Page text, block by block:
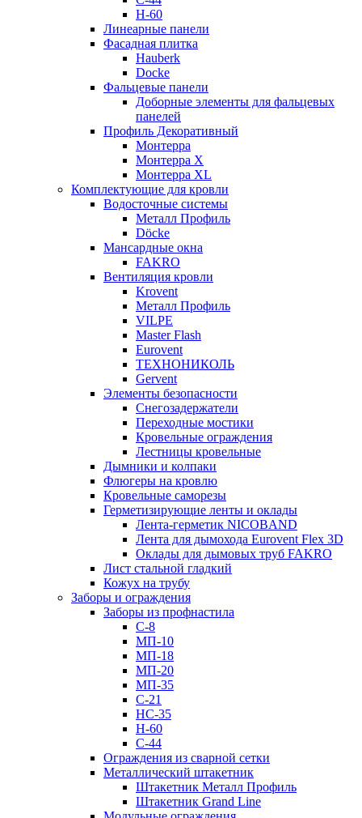
Н-60
Линеарные панели
Фасадная плитка
Hauberk
Docke
Фальцевые панели
Доборные элементы для фальцевых
панелей
Профиль Декоративный
Монтерра
Монтерра X
Монтерра XL
Комплектующие для кровли
Водосточные системы
Металл Профиль
Döcke
Мансардные окна
FAKRO
Вентиляция кровли
Krovent
Металл Профиль
VILPE
Master Flash
Eurovent
ТЕХНОНИКОЛЬ
Gervent
Элементы безопасности
Снегозадержатели
Переходные мостики
Кровельные ограждения
Лестницы кровельные
Дымники и колпаки
Флюгеры на кровлю
Кровельные саморезы
Герметизирующие ленты и оклады
Лента-герметик NICOBAND
Лента для дымохода Eurovent Flex 3D
Оклады для дымовых труб FAKRO
Лист стальной гладкий
Кожух на трубу
Заборы и ограждения
Заборы из профнастила
С-8
МП-10
МП-18
МП-20
МП-35
С-21
НС-35
Н-60
С-44
Ограждения из сварной сетки
Металлический штакетник
Штакетник Металл Профиль
Штакетник Grand Line